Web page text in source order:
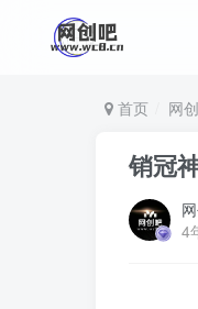
首页 网
销冠
4